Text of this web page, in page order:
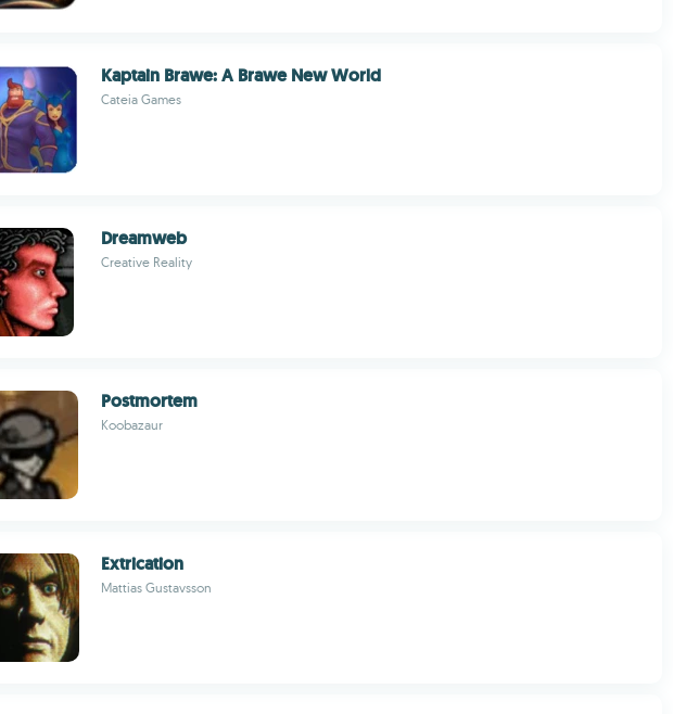
Kaptain Brawe: A Brawe New World
Cateia Games
Dreamweb
Creative Reality
Postmortem
Koobazaur
Extrication
Mattias Gustavsson